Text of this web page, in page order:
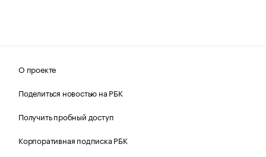
О проекте
Поделиться новостью на РБК
Получить пробный доступ
Корпоративная подписка РБК